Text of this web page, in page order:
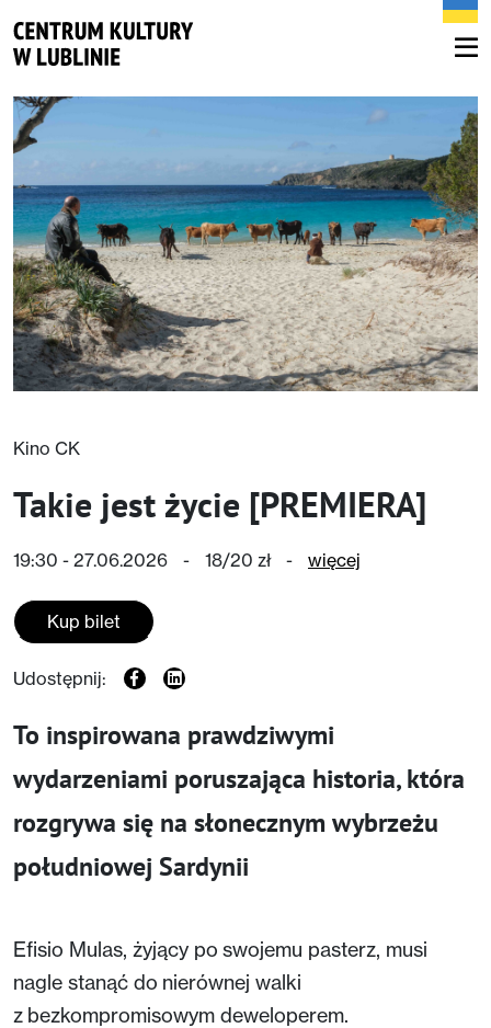
Kino CK
Takie jest życie [PREMIERA]
19:30 - 27.06.2026 - 18/20 zł - więcej
Kup bilet
Udostępnij:
To inspirowana prawdziwymi
wydarzeniami poruszająca historia, która
rozgrywa się na słonecznym wybrzeżu
południowej Sardynii
Efisio Mulas, żyjący po swojemu pasterz, musi
nagle stanąć do nierównej walki
z bezkompromisowym deweloperem.